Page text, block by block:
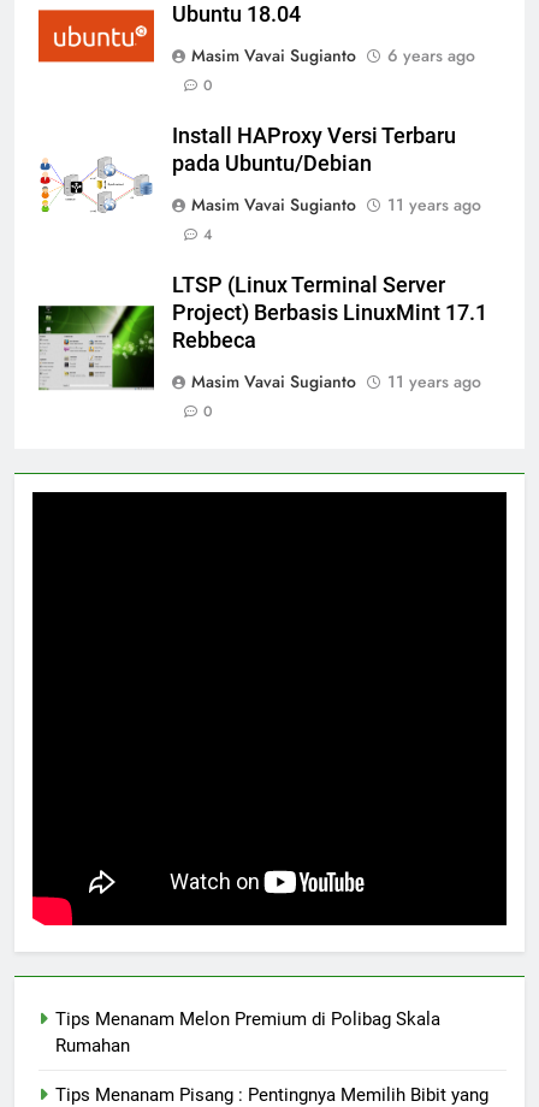
Ubuntu 18.04
Masim Vavai Sugianto
6 years ago
0
Install HAProxy Versi Terbaru
pada Ubuntu/Debian
Masim Vavai Sugianto
11 years ago
4
LTSP (Linux Terminal Server
Project) Berbasis LinuxMint 17.1
Rebbeca
Masim Vavai Sugianto
11 years ago
0
Tips Menanam Melon Premium di Polibag Skala
Rumahan
Tips Menanam Pisang : Pentingnya Memilih Bibit yang